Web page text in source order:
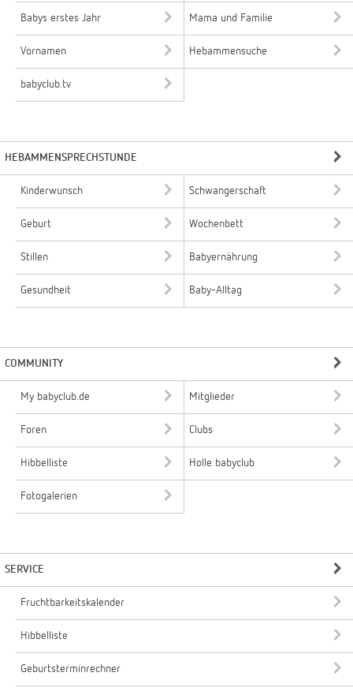
Babys erstes Jahr Mama und Familie
Vornamen Hebammensuche
babyclub.tv
HEBAMMENSPRECHSTUNDE
Kinderwunsch Schwangerschaft
Geburt Wochenbett
Stillen Babyernährung
Gesundheit Baby-Alltag
COMMUNITY
My babyclub.de Mitglieder
Foren Clubs
Hibbelliste Holle babyclub
Fotogalerien
SERVICE
Fruchtbarkeitskalender
Hibbelliste
Geburtsterminrechner